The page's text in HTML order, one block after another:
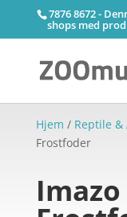
7876 8672 -
shops med
Hjem / Reptile &
Frostfoder